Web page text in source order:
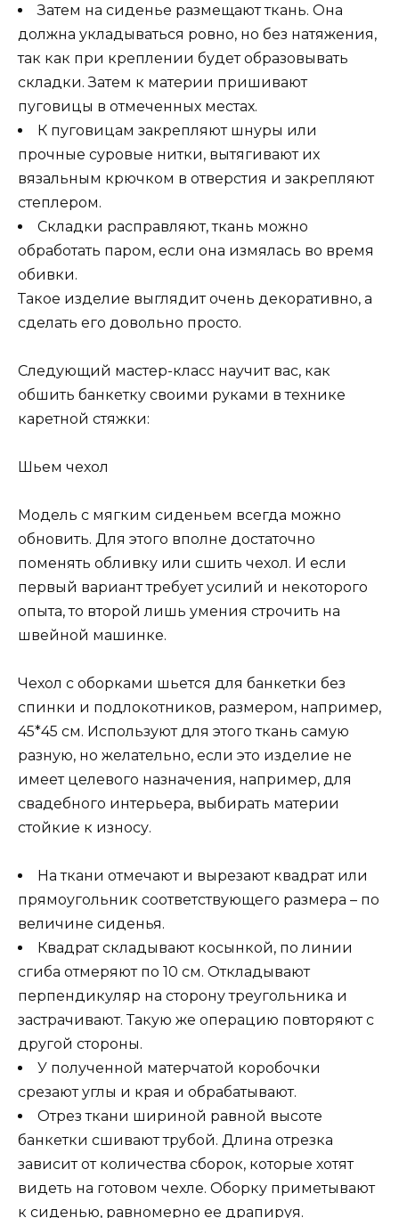
Затем на сиденье размещают ткань. Она
должна укладываться ровно, но без натяжения,
так как при креплении будет образовывать
складки. Затем к материи пришивают
пуговицы в отмеченных местах.
К пуговицам закрепляют шнуры или
прочные суровые нитки, вытягивают их
вязальным крючком в отверстия и закрепляют
степлером.
Складки расправляют, ткань можно
обработать паром, если она измялась во время
обивки.
Такое изделие выглядит очень декоративно, а
сделать его довольно просто.
Следующий мастер-класс научит вас, как
обшить банкетку своими руками в технике
каретной стяжки:
Шьем чехол
Модель с мягким сиденьем всегда можно
обновить. Для этого вполне достаточно
поменять обливку или сшить чехол. И если
первый вариант требует усилий и некоторого
опыта, то второй лишь умения строчить на
швейной машинке.
Чехол с оборками шьется для банкетки без
спинки и подлокотников, размером, например,
45*45 см. Используют для этого ткань самую
разную, но желательно, если это изделие не
имеет целевого назначения, например, для
свадебного интерьера, выбирать материи
стойкие к износу.
На ткани отмечают и вырезают квадрат или
прямоугольник соответствующего размера – по
величине сиденья.
Квадрат складывают косынкой, по линии
сгиба отмеряют по 10 см. Откладывают
перпендикуляр на сторону треугольника и
застрачивают. Такую же операцию повторяют с
другой стороны.
У полученной матерчатой коробочки
срезают углы и края и обрабатывают.
Отрез ткани шириной равной высоте
банкетки сшивают трубой. Длина отрезка
зависит от количества сборок, которые хотят
видеть на готовом чехле. Оборку приметывают
к сиденью, равномерно ее драпируя.